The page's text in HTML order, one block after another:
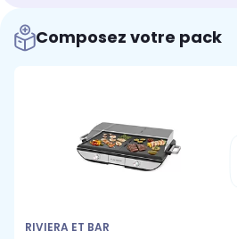
Composez votre pack
RIVIERA ET BAR